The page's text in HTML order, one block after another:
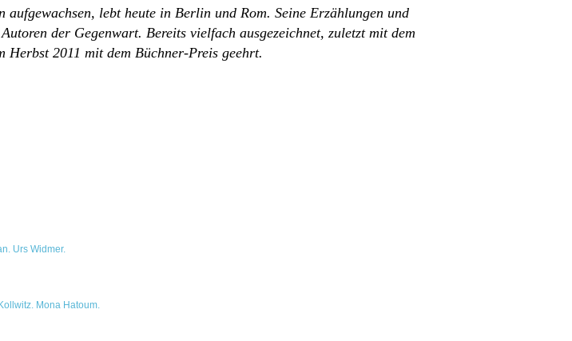
aufgewachsen, lebt heute in Berlin und Rom. Seine Erzählungen und
der Gegenwart. Bereits vielfach ausgezeichnet, zuletzt mit dem
Herbst 2011 mit dem Büchner-Preis geehrt.
Urs Widmer.
Mona Hatoum.